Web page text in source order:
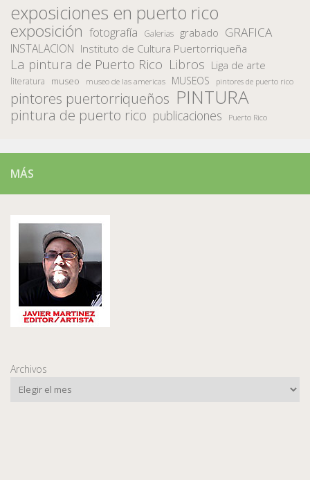
exposiciones en puerto rico
exposición fotografía Galerias grabado GRAFICA
INSTALACION Instituto de Cultura Puertorriqueña
La pintura de Puerto Rico Libros Liga de arte
literatura museo museo de las americas MUSEOS pintores de puerto rico
pintores puertorriqueños PINTURA
pintura de puerto rico publicaciones Puerto Rico
MÁS
Archivos